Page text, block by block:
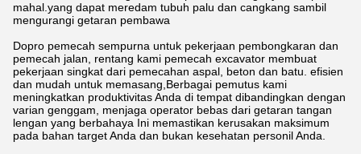
mahal.yang dapat meredam tubuh palu dan cangkang sambil
mengurangi getaran pembawa
Dopro pemecah sempurna untuk pekerjaan pembongkaran dan
pemecah jalan, rentang kami pemecah excavator membuat
pekerjaan singkat dari pemecahan aspal, beton dan batu. efisien
dan mudah untuk memasang,Berbagai pemutus kami
meningkatkan produktivitas Anda di tempat dibandingkan dengan
varian genggam, menjaga operator bebas dari getaran tangan
lengan yang berbahaya Ini memastikan kerusakan maksimum
pada bahan target Anda dan bukan kesehatan personil Anda.